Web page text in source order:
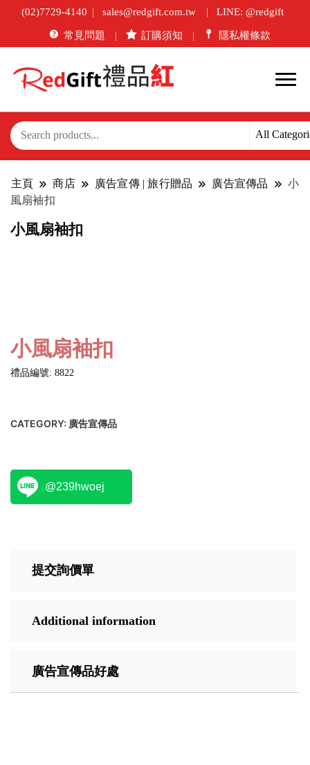
(02)7729-4140 sales@redgift.com.tw LINE: @redgift
常見問題 訂購須知 隱私權條款
主頁 商店 廣告宣傳 | 旅行贈品 廣告宣傳品
小
風扇袖扣
小風扇袖扣
小風扇袖扣
禮品編號: 8822
CATEGORY: 廣告宣傳品
@239hwoej
提交詢價單
Additional information
廣告宣傳品好處